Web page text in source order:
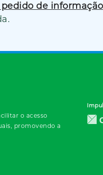
de informação
o acesso
promovendo a